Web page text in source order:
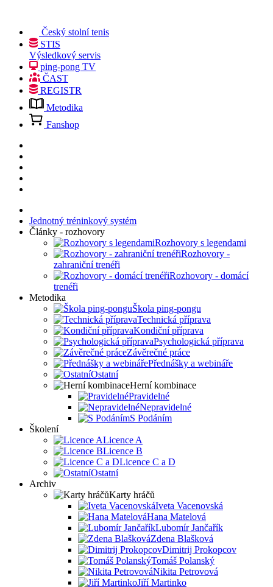
Český stolní tenis
STIS
Výsledkový servis
ping-pong TV
ČAST
REGISTR
Metodika
Fanshop
Jednotný tréninkový systém
Články - rozhovory
Rozhovory s legendami
Rozhovory -
zahraniční trenéři
Rozhovory - domácí
trenéři
Metodika
Škola ping-pongu
Technická příprava
Kondiční příprava
Psychologická příprava
Závěrečné práce
Přednášky a webináře
Ostatní
Herní kombinace
Pravidelné
Nepravidelné
S Podáním
Školení
Licence A
Licence B
Licence C a D
Ostatní
Archiv
Karty hráčů
Iveta Vacenovská
Hana Matelová
Lubomír Jančařík
Zdena Blašková
Dimitrij Prokopcov
Tomáš Polanský
Nikita Petrovová
Jiří Martinko